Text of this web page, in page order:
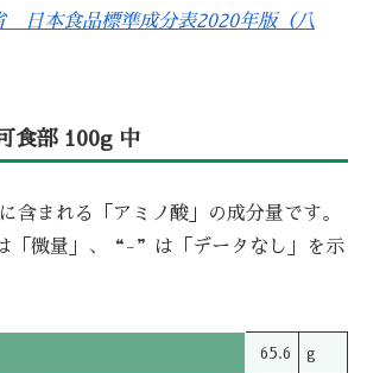
日本食品標準成分表2020年版（八
食部 100g 中
含まれる「アミノ酸」の成分量です。
微量」、“-”は「データなし」を示
65.6 g